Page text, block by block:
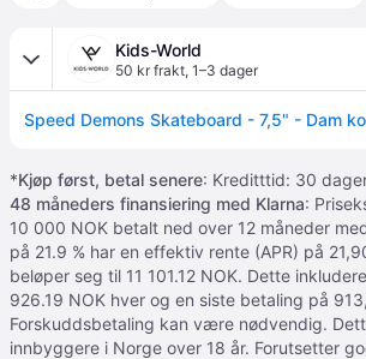
Kids-World
50 kr frakt, 1–3 dager
*Kjøp først, betal senere: Kreditttid: 30
48 måneders finansiering med Klarna:
10 000 NOK betalt ned over 12 måneder
på 21.9 % har en effektiv rente (APR) på
beløper seg til 11 101.12 NOK. Dette
926.19 NOK hver og en siste betaling på
Forskuddsbetaling kan være nødvendig.
innbyggere i Norge over 18 år. Forutsetter